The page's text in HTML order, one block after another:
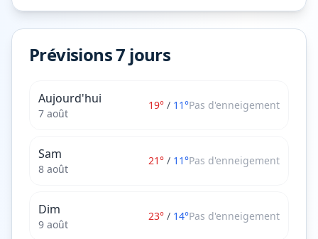
Prévisions 7 jours
Aujourd'hui
7 août
19° / 11°Pas d'enneigement
Sam
8 août
21° / 11°Pas d'enneigement
Dim
9 août
23° / 14°Pas d'enneigement